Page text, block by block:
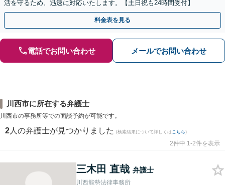
活を守るため、迅速に対応いたします。【土日祝も24時間受付】
料金表を見る
電話でお問い合わせ メールでお問い合わせ
川西市に所在する弁護士
川西市の事務所等での面談予約が可能です。
2 人の弁護士が見つかりました (検索結果について詳しくは こちら)
2件中 1-2件を表示
三木田 直哉 弁護士
川西能勢法律事務所